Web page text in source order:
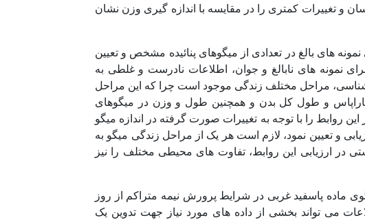
و تغییرات کمتری را در مقایسه با اندازه گیری وزن نشان
های بالغ در تعدادی از میگوهای پنائیده مشخص و تعیین
و استفاده برای نمونه های نابالغ و جوان، اطلاعات نادرست و غلطی به
ریخت شناسی، مراحل مختلف زندگی موجود است چرا که این مراحل
و طول کل بدن و همچنین طول و وزن در میگوهای
روابط را با توجه به تغییرات صورت گرفته در اندازه میگو
و تعیین نمود، لازم است هر یک از مراحل زندگی میگو به
قرار گیرد (3). همچنین بایستی در ارزیابی این روابط، تفاوت های محیطی مختلف را نیز
پاسفید غربی در شرایط پرورش نیمه متراکم از روز
این اطلاعات می تواند بخشی از داده های مورد نیاز جهت تدوین یک